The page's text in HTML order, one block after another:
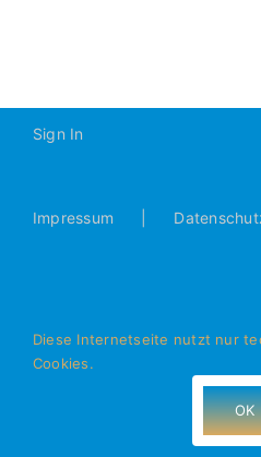
Sign In
Impressum
© Alle Rechte vorbehalten -
- 93077 Bad
Diese Internetseite nutzt nur
Cookies.
OK